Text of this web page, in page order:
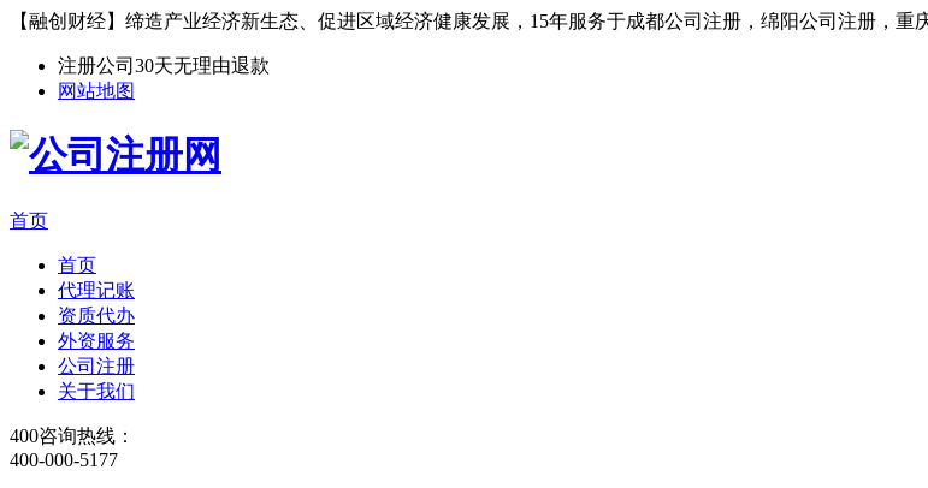
【融创财经】缔造产业经济新生态、促进区域经济健康发展，15年服务于成都公司注册，绵阳公司注册，
注册公司30天无理由退款
网站地图
首页
首页
代理记账
资质代办
外资服务
公司注册
关于我们
400咨询热线：
400-000-5177